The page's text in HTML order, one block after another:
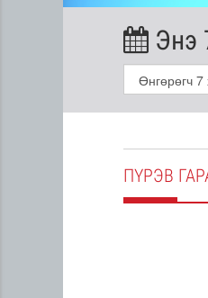
Энэ
ПҮРЭВ